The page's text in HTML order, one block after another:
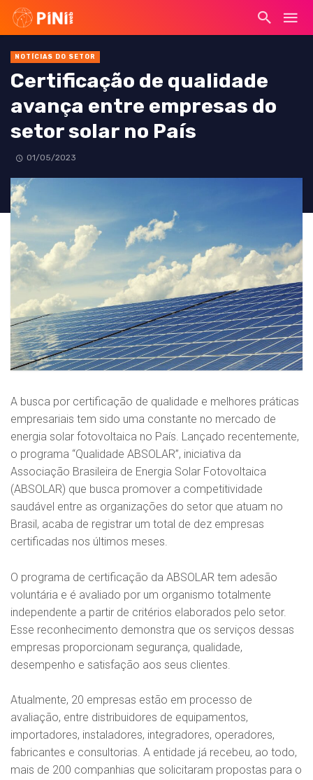
NOTÍCIAS DO SETOR
Certificação de qualidade
avança entre empresas do
setor solar no País
01/05/2023
A busca por certificação de qualidade e melhores práticas
empresariais tem sido uma constante no mercado de
energia solar fotovoltaica no País. Lançado recentemente,
o programa “Qualidade ABSOLAR”, iniciativa da
Associação Brasileira de Energia Solar Fotovoltaica
(ABSOLAR) que busca promover a competitividade
saudável entre as organizações do setor que atuam no
Brasil, acaba de registrar um total de dez empresas
certificadas nos últimos meses.
O programa de certificação da ABSOLAR tem adesão
voluntária e é avaliado por um organismo totalmente
independente a partir de critérios elaborados pelo setor.
Esse reconhecimento demonstra que os serviços dessas
empresas proporcionam segurança, qualidade,
desempenho e satisfação aos seus clientes.
Atualmente, 20 empresas estão em processo de
avaliação, entre distribuidores de equipamentos,
importadores, instaladores, integradores, operadores,
fabricantes e consultorias. A entidade já recebeu, ao todo,
mais de 200 companhias que solicitaram propostas para o